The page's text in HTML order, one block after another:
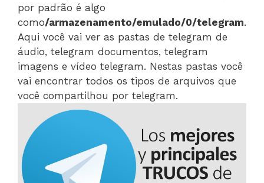
por padrão é algo
como/armazenamento/emulado/0/telegram.
Aqui você vai ver as pastas de telegram de
áudio, telegram documentos, telegram
imagens e vídeo telegram. Nestas pastas você
vai encontrar todos os tipos de arquivos que
você compartilhou por telegram.